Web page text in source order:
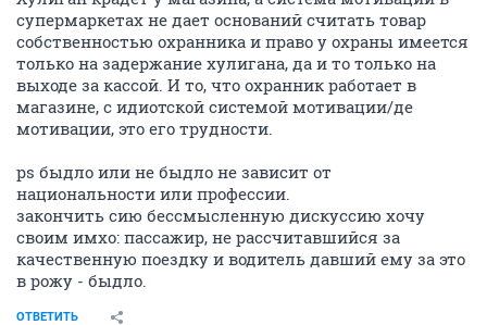
супермаркетах не дает оснований считать товар
собственностью охранника и право у охраны имеется
только на задержание хулигана, да и то только на
выходе за кассой. И то, что охранник работает в
магазине, с идиотской системой мотивации/де
мотивации, это его трудности.
ps быдло или не быдло не зависит от
национальности или профессии.
закончить сию бессмысленную дискуссию хочу
своим имхо: пассажир, не рассчитавшийся за
качественную поездку и водитель давший ему за это
в рожу - быдло.
ОТВЕТИТЬ